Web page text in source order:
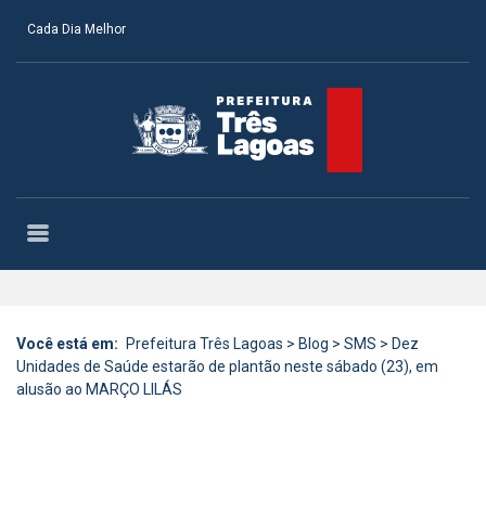
Cada Dia Melhor
Você está em: Prefeitura Três Lagoas > Blog > SMS > Dez
Unidades de Saúde estarão de plantão neste sábado (23), em
alusão ao MARÇO LILÁS